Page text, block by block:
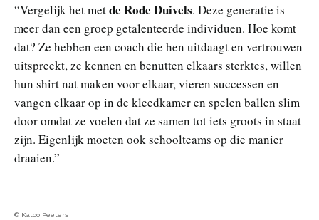
“Vergelijk het metde Rode Duivels. Deze generatie is
meer dan een groep getalenteerde individuen. Hoe komt
dat? Ze hebben een coach die hen uitdaagt en vertrouwen
uitspreekt, ze kennen en benutten elkaars sterktes, willen
hun shirt nat maken voor elkaar, vieren successen en
vangen elkaar op in de kleedkamer en spelen ballen slim
door omdat ze voelen dat ze samen tot iets groots in staat
zijn. Eigenlijk moeten ook schoolteams op die manier
draaien.”
© Katoo Peeters